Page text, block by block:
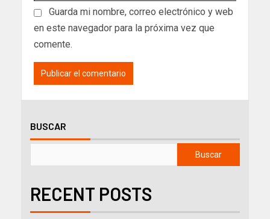
Guarda mi nombre, correo electrónico y web
en este navegador para la próxima vez que
comente.
BUSCAR
Buscar
RECENT POSTS